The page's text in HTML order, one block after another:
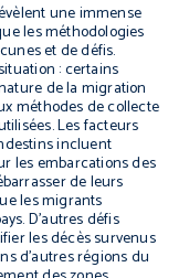
une immense
les méthodologies
et de défis.
: certains
de la migration
méthodes de collecte
Les facteurs
incluent
les embarcations des
de leurs
les migrants
D’autres défis
les décès survenus
d’autres régions du